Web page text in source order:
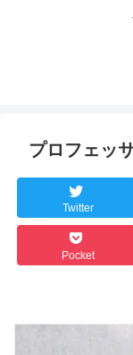
プロフェッ
Twitter
Pocket